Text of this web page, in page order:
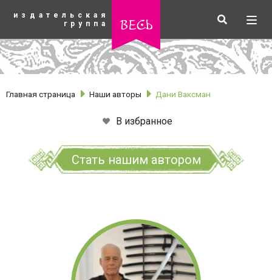
основному
издательская
группа
весь Искать
рубрики
Главная страница Наши авторы Дани Ваксман
В избранное
Стать нашим автором